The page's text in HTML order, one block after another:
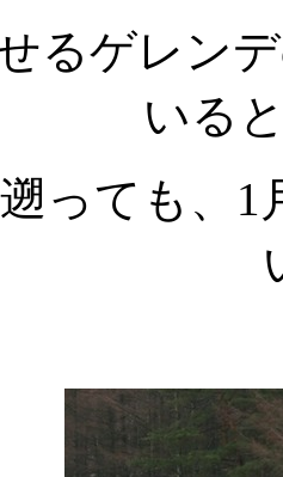
るゲレン
いる
っても、